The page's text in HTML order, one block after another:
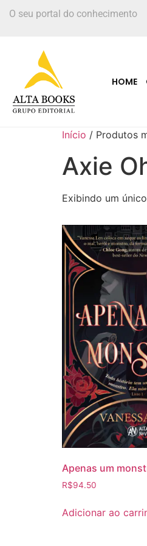
O seu portal do conhecimento
HOME
Início / Produtos
Axie
Exibindo um
Apenas um
R$94.50
Adicionar ao